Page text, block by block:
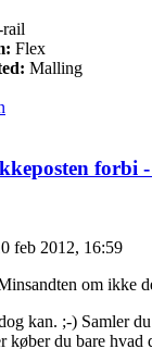
Flex
Malling
forbi
feb 2012, 16:59
om ikke
kan. ;-) Samler
køber du bare hvad